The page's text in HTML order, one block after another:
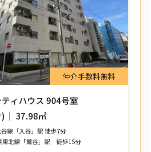
仲介手数料無料
ィハウス 904号室
｜ 37.98㎡
線「入谷」駅 徒歩7分
東北線「鶯谷」駅 徒歩15分